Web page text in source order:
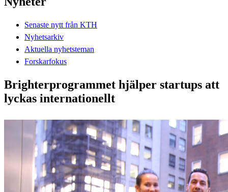
Senaste nytt från KTH
Nyhetsarkiv
Aktuella nyhetsteman
Forskarfokus
Brighterprogrammet hjälper startups att
lyckas internationellt